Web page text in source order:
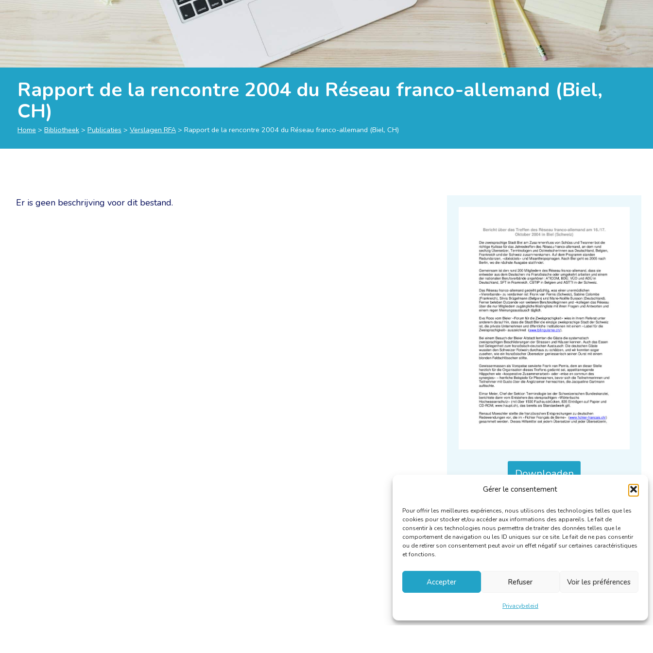
Gérer le consentement
Pour offrir les meilleures expériences, nous utilisons des technologies telles que les
cookies pour stocker et/ou accéder aux informations des appareils. Le fait de
consentir à ces technologies nous permettra de traiter des données telles que le
comportement de navigation ou les ID uniques sur ce site. Le fait de ne pas consentir
ou de retirer son consentement peut avoir un effet négatif sur certaines caractéristiques
et fonctions.
Accepter Refuser Voir les préférences
Privacybeleid
Rapport de la rencontre 2004 du Réseau franco-allemand (Biel,
CH)
Home > Bibliotheek > Publicaties > Verslagen RFA > Rapport de la rencontre 2004 du Réseau franco-allemand (Biel, CH)
Er is geen beschrijving voor dit bestand.
Downloaden
Categorieën : Verslagen RFA